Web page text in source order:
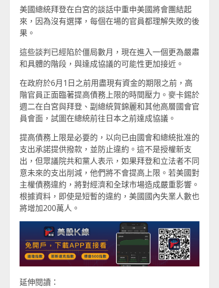
美國總統拜登在白宮的談話中重申美國將會團結起
來，因為沒有選擇，每個在場的官員都理解失敗的後
果。
這些談判已經陷於僵局數月，現在進入一個更為嚴肅
和具體的階段，與達成協議的可能性更加接近。
在政府於6月1日之前用盡現有資金的期限之前，高
階官員正面臨著提高債務上限的時間壓力。麥卡錫於
週二在白宮與拜登、副總統賀錦麗和其他高層國會官
員會面，試圖在總統前往日本之前達成協議。
提高債務上限是必要的，以向已由國會和總統批准的
支出承諾提供撥款，並防止違約。這不是授權新支
出，但眾議院共和黨人表示，如果拜登和立法者不同
意未來的支出削減，他們將不會提高上限。若美國對
主權債務違約，將對經濟和全球市場造成嚴重影響。
根據資料，即使是短暫的違約，美國國內失業人數也
將增加200萬人。
延伸閱讀：